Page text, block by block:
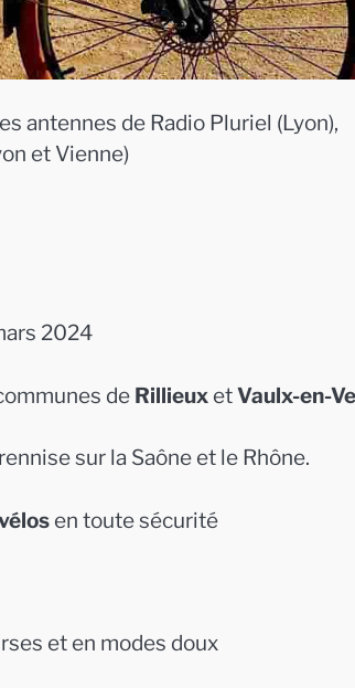
antennes de Radio Pluriel (Lyon),
et Vienne)
2024
de Rillieux etVaulx-en-
sur la Saône et le Rhône.
en toute sécurité
et en modes doux